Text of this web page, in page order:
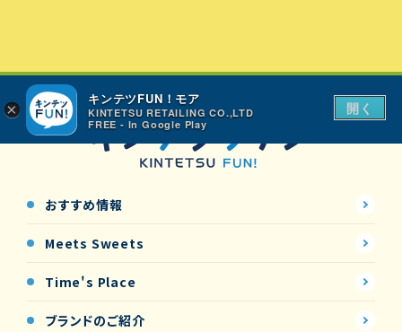
おすすめ情報
Meets Sweets
Time's Place
ブランドのご紹介
×
キンテツFUN！モア
KINTETSU RETAILING CO.,LTD
FREE - In Google Play
開く